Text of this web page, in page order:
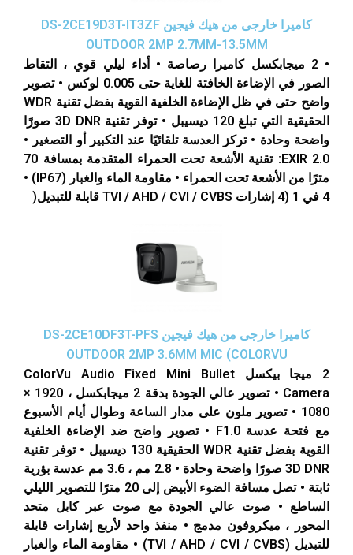
كاميرا خارجى من هيك فيجين DS-2CE19D3T-IT3ZF
OUTDOOR 2MP 2.7MM-13.5MM
• 2 ميجابكسل كاميرا رصاصة • أداء ليلي قوي ، التقاط
الصور في الإضاءة الخافتة للغاية حتى 0.005 لوكس • تصوير
واضح حتى في ظل الإضاءة الخلفية القوية بفضل تقنية WDR
الحقيقية التي تبلغ 120 ديسيبل • توفر تقنية 3D DNR صورًا
واضحة وحادة • تركز العدسة تلقائيًا عند التكبير أو التصغير •
EXIR 2.0: تقنية الأشعة تحت الحمراء المتقدمة بمسافة 70
مترًا من الأشعة تحت الحمراء • مقاومة الماء والغبار (IP67) •
4 في 1 (4 إشارات TVI / AHD / CVI / CVBS قابلة للتبديل(
كاميرا خارجى من هيك فيجين DS-2CE10DF3T-PFS
OUTDOOR 2MP 3.6MM MIC (COLORVU
2 ميجا بيكسل ColorVu Audio Fixed Mini Bullet
Camera • تصوير عالي الجودة بدقة 2 ميجابكسل ، 1920 ×
1080 • تصوير ملون على مدار الساعة وطوال أيام الأسبوع
مع فتحة عدسة F1.0 • تصوير واضح ضد الإضاءة الخلفية
القوية بفضل تقنية WDR الحقيقية 130 ديسيبل • توفر تقنية
3D DNR صورًا واضحة وحادة • 2.8 مم ، 3.6 مم عدسة بؤرية
ثابتة • تصل مسافة الضوء الأبيض إلى 20 مترًا للتصوير الليلي
الساطع • صوت عالي الجودة مع صوت عبر كابل متحد
المحور ، ميكروفون مدمج • منفذ واحد لأربع إشارات قابلة
للتبديل (TVI / AHD / CVI / CVBS) • مقاومة الماء والغبار